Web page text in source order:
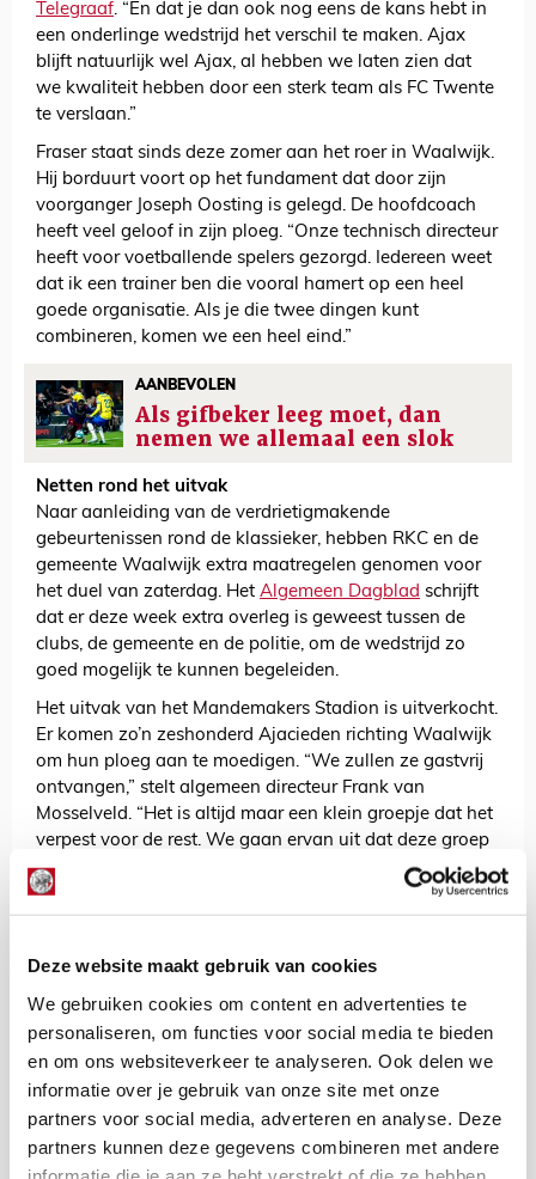
Deze website maakt gebruik van cookies
We gebruiken cookies om content en advertenties te
personaliseren, om functies voor social media te bieden
en om ons websiteverkeer te analyseren. Ook delen we
informatie over je gebruik van onze site met onze
partners voor social media, adverteren en analyse. Deze
partners kunnen deze gegevens combineren met andere
Telegraaf. “En dat je dan ook nog eens de kans hebt in
een onderlinge wedstrijd het verschil te maken. Ajax
blijft natuurlijk wel Ajax, al hebben we laten zien dat
we kwaliteit hebben door een sterk team als FC Twente
te verslaan.”
Fraser staat sinds deze zomer aan het roer in Waalwijk.
Hij borduurt voort op het fundament dat door zijn
voorganger Joseph Oosting is gelegd. De hoofdcoach
heeft veel geloof in zijn ploeg. “Onze technisch directeur
heeft voor voetballende spelers gezorgd. Iedereen weet
dat ik een trainer ben die vooral hamert op een heel
goede organisatie. Als je die twee dingen kunt
combineren, komen we een heel eind.”
AANBEVOLEN
Als gifbeker leeg moet, dan
nemen we allemaal een slok
Netten rond het uitvak
Naar aanleiding van de verdrietigmakende
gebeurtenissen rond de klassieker, hebben RKC en de
gemeente Waalwijk extra maatregelen genomen voor
het duel van zaterdag. Het Algemeen Dagblad schrijft
dat er deze week extra overleg is geweest tussen de
clubs, de gemeente en de politie, om de wedstrijd zo
goed mogelijk te kunnen begeleiden.
Het uitvak van het Mandemakers Stadion is uitverkocht.
Er komen zo’n zeshonderd Ajacieden richting Waalwijk
om hun ploeg aan te moedigen. “We zullen ze gastvrij
ontvangen,” stelt algemeen directeur Frank van
Mosselveld. “Het is altijd maar een klein groepje dat het
verpest voor de rest. We gaan ervan uit dat deze groep
gewoon hun club komt supporten.”
tegen topclubs. Ditmaal zijn er echter ook netten
in Amsterdam, is het contact met onze partners
opgeschaald en nemen we maatregelen die we nodig
achten om de veiligheid en openbare orde te bewaken.
Dat betreft dus zowel maatregelen vooraf als
aanvullende maatregelen die we direct in kunnen
zetten als blijkt dat deze nodig zijn,” aldus een
woordvoerder van de gemeente.